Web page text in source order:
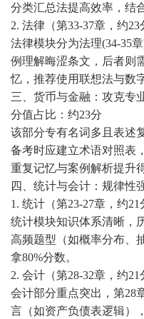
分类汇总法提高效率，结
2. 法律（第33-37章，约23
法律模块分为法理(34-35
例理解晦涩条文，后者则
忆，推荐使用联想法与数
三、货币与金融：攻克专
分值占比：约23分
该部分专有名词多且表述
备考时应建立术语对照表
重复记忆与案例解析提升
四、统计与会计：规律性
1. 统计（第23-27章，约21
统计模块知识体系清晰，
高频题型（如概率分布、
拿80%分数。
2. 会计（第28-32章，约21
会计部分重点突出，第28
言（如资产负债表逻辑）